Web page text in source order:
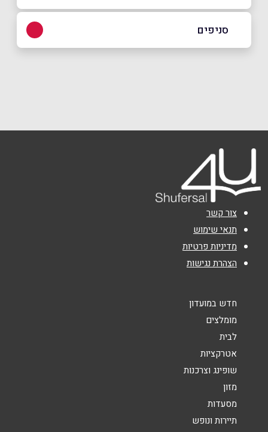
באינסטגרם
טלפון
אימייל*
נושא*
אנא חזרו אלי בקשר ל...
סניפים
צור קשר
תנאי שימוש
מדיניות פרטיות
הצהרת נגישות
חדש במועדון
מומלצים
לבית
אטרקציות
שופינג וצרכנות
מזון
מסעדות
תיירות ונופש